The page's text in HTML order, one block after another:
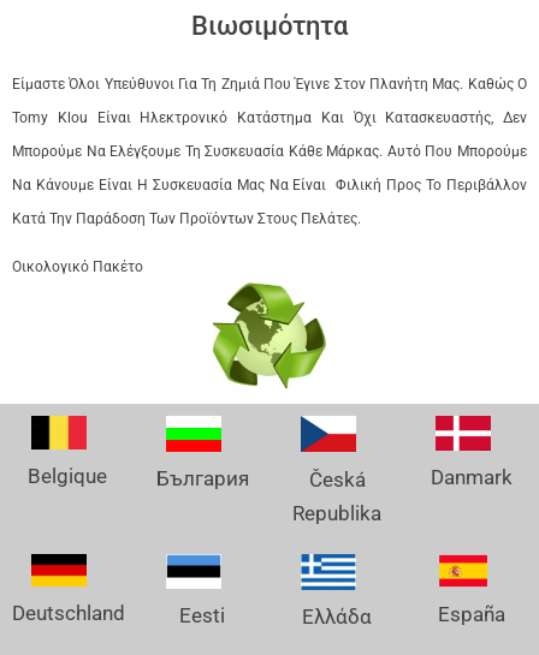
Βιωσιμότητα
Είμαστε Όλοι Υπεύθυνοι Για Τη Ζημιά Που Έγινε Στον Πλανήτη Μας. Καθώς Ο
Tomy Klou Είναι Ηλεκτρονικό Κατάστημα Και Όχι Κατασκευαστής, Δεν
Μπορούμε Να Ελέγξουμε Τη Συσκευασία Κάθε Μάρκας. Αυτό Που Μπορούμε
Να Κάνουμε Είναι Η Συσκευασία Μας Να Είναι Φιλική Προς Το Περιβάλλον
Κατά Την Παράδοση Των Προϊόντων Στους Πελάτες.
Οικολογικό Πακέτο
Belgique България
Česká
Republika
Danmark
Deutschland Eesti Ελλάδα España